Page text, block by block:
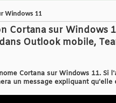
Windows 11
Cortana sur Windows
Outlook mobile,
Cortana sur Windows 11.
un message expliquant